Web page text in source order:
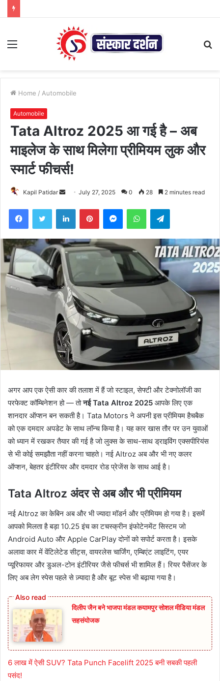
Menu
Home / Automobile
Automobile
Tata Altroz 2025 आ गई है – अब
माइलेज के साथ मिलेगा प्रीमियम लुक और
स्मार्ट फीचर्स!
Kapil Patidar
Send July 27, 2025 0 28 2 minutes read
FacebookTwitter LinkedInPinterestMessengerWhatsAppTelegram
अगर आप एक ऐसी कार की तलाश में हैं जो स्टाइल, सेफ्टी और टेक्नोलॉजी का
परफेक्ट कॉम्बिनेशन हो — तोनई Tata Altroz 2025 आपके लिए एक
शानदार ऑप्शन बन सकती है। Tata Motors ने अपनी इस प्रीमियम हैचबैक
को एक दमदार अपडेट के साथ लॉन्च किया है। यह कार खास तौर पर उन युवाओं
को ध्यान में रखकर तैयार की गई है जो लुक्स के साथ-साथ ड्राइविंग एक्सपीरियंस
से भी कोई समझौता नहीं करना चाहते। नई Altroz अब और भी नए कलर
ऑप्शन, बेहतर इंटीरियर और दमदार रोड प्रेजेंस के साथ आई है।
Tata Altroz अंदर से अब और भी प्रीमियम
नई Altroz का केबिन अब और भी ज्यादा मॉडर्न और प्रीमियम हो गया है। इसमें
आपको मिलता है बड़ा 10.25 इंच का टचस्क्रीन इंफोटेनमेंट सिस्टम जो
Android Auto और Apple CarPlay दोनों को सपोर्ट करता है। इसके
अलावा कार में वेंटिलेटेड सीट्स, वायरलेस चार्जिंग, एम्बिएंट लाइटिंग, एयर
प्यूरिफायर और डुअल-टोन इंटीरियर जैसे फीचर्स भी शामिल हैं। रियर पैसेंजर के
लिए अब लेग स्पेस पहले से ज़्यादा है और बूट स्पेस भी बढ़ाया गया है।
दिलीप जैन बने भाजपा मंडल कयामपुर सोशल मीडिया मंडल
सहसंयोजक
6 लाख में ऐसी SUV? Tata Punch Facelift 2025 बनी सबकी पहली
पसंद!